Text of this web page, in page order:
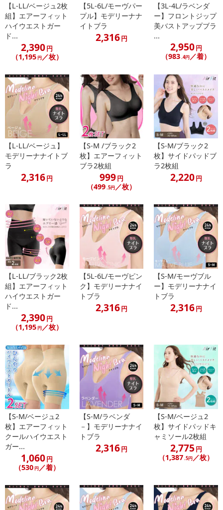
ノーブラみたいな心地よさ柔らか質感
しっかりホールド
24H整乳設計のナイトブラが登場
さらにモデリーナナイトブラは
外出時、お家で1日中使える
外出時のブラジャーとしても使えて高コスパ！
毎日24時間使うためのシンプル設計
モデリーナナイトブラは24時間着けれるように
上質な着心地を追求しているため
ホックやフリルを無くしノンワイヤーにしました。
また、シンプルな構造にすることで
ホールド力も最大限高めることが出来ています。
こんな方におすすめ
柔らかい着け心地がすき
シンプルなデザインがすき
きつい締め付けが嫌い
お昼も着け心地のいいブラがいい
垂れ、離れ、ボリューム減が気になる
運動の際のインナーに
産後の方
ナイトブラを使ったことがない方
こんなお悩みありませんか？
【L-LL/ベージュ2枚
組】エアーフィット
ハイウエストガー
ド...
2,390円
（1,195 円／枚）
【5L-6L/モーヴパー
プル】モデリーナナ
イトブラ
2,316円
【3L-4L/ラベンダ
ー】フロントジップ
美バストアップブラ
...
2,950円
（983.4円 ／着）
【L-LL/ベージュ】
モデリーナナイトブ
ラ
2,316円
【S-M /ブラック2
枚】エアーフィット
ブラ2枚組
999円
（499.5円／枚）
【S-M/ブラック2
枚】サイドパッドブ
ラ2枚組
2,220円
【L-LL/ブラック2枚
組】エアーフィット
ハイウエストガー
ド...
2,390円
（1,195 円／枚）
【5L-6L/モーヴピン
ク】モデリーナナイ
トブラ
2,316円
【S-M/モーヴブル
ー】モデリーナナイ
トブラ
2,316円
【S-M/ベージュ2
枚】エアーフィット
クールハイウエスト
ガー...
1,060円
（530 円／着）
【S-M/ラベンダ
－】モデリーナナイ
トブラ
2,316円
【S-M/ベージュ2
枚】サイドパッドキ
ャミソール2枚組
2,775 円
（1,387.5円 ／枚）